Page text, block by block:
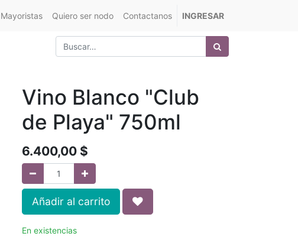
Mayoristas Quiero ser nodo Contactanos INGRESAR
Vino Blanco "Club
de Playa" 750ml
6.400,00 $
Añadir al carrito
En existencias